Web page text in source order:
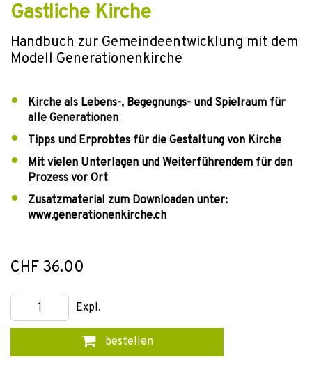
Gastliche Kirche
Handbuch zur Gemeindeentwicklung mit dem
Modell Generationenkirche
Kirche als Lebens-, Begegnungs- und Spielraum für
alle Generationen
Tipps und Erprobtes für die Gestaltung von Kirche
Mit vielen Unterlagen und Weiterführendem für den
Prozess vor Ort
Zusatzmaterial zum Downloaden unter:
www.generationenkirche.ch
CHF 36.00
Expl.
bestellen